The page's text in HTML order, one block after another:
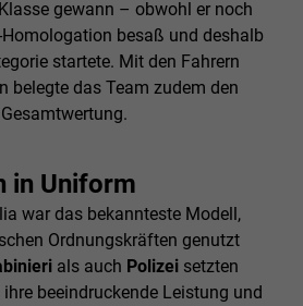
gewann – obwohl er noch
besaß und deshalb
startete. Mit den Fahrern
belegte das Team zudem den
in Uniform
war das bekannteste Modell,
Ordnungskräften genutzt
als auch Polizei setzten
beeindruckende Leistung und